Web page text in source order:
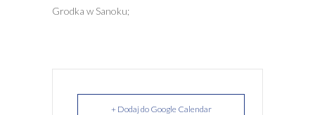
Grodka w Sanoku;
+ Dodaj do Google Calendar